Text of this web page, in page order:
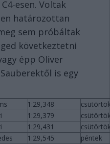
esen. Voltak
határozottan
sem próbáltak
következtetni
épp Oliver
is egy
1:29,348
1:29,379
1:29,431
1:29,545
péntek